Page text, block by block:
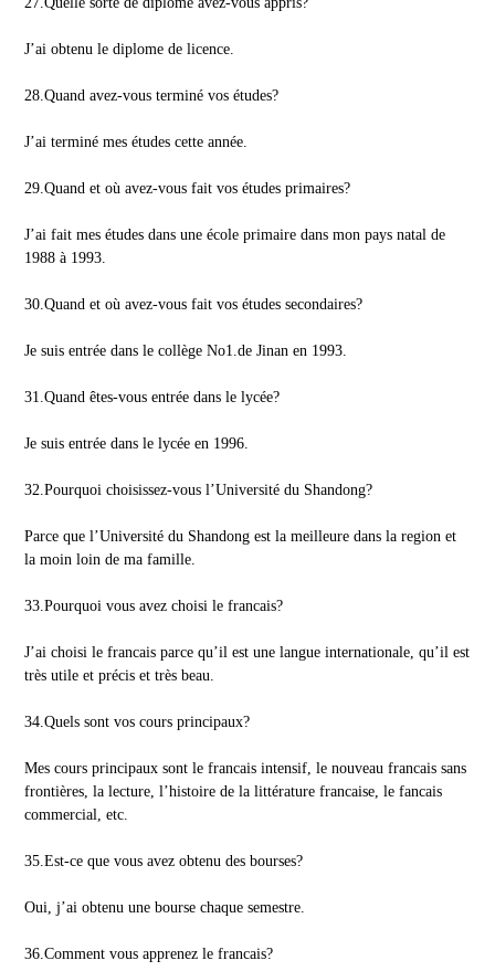
J’ai obtenu le diplome de licence.
28.Quand avez-vous terminé vos études?
J’ai terminé mes études cette année.
29.Quand et où avez-vous fait vos études primaires?
J’ai fait mes études dans une école primaire dans mon pays natal de
1988 à 1993.
30.Quand et où avez-vous fait vos études secondaires?
Je suis entrée dans le collège No1.de Jinan en 1993.
31.Quand êtes-vous entrée dans le lycée?
Je suis entrée dans le lycée en 1996.
32.Pourquoi choisissez-vous l’Université du Shandong?
Parce que l’Université du Shandong est la meilleure dans la region et
la moin loin de ma famille.
33.Pourquoi vous avez choisi le francais?
J’ai choisi le francais parce qu’il est une langue internationale, qu’il est
très utile et précis et très beau.
34.Quels sont vos cours principaux?
Mes cours principaux sont le francais intensif, le nouveau francais sans
frontières, la lecture, l’histoire de la littérature francaise, le fancais
commercial, etc.
35.Est-ce que vous avez obtenu des bourses?
Oui, j’ai obtenu une bourse chaque semestre.
36.Comment vous apprenez le francais?